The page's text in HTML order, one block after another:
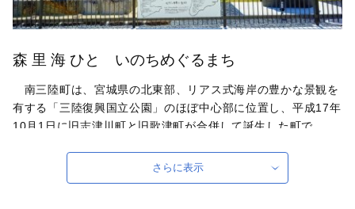
森 里 海 ひと いのちめぐるまち
南三陸町は、宮城県の北東部、リアス式海岸の豊かな景観を
有する「三陸復興国立公園」のほぼ中心部に位置し、平成17年
10月1日に旧志津川町と旧歌津町が合併して誕生した町で
発祥の地としても有名です。その他、アワビを食べて育つタコ
は「西の明石、東の志津川」と呼ばれるほど絶品です。 生ま
さらに表示